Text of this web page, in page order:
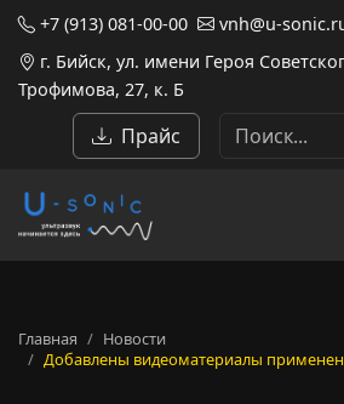
+7 (913) 081-00-00
vnh@u-
г. Бийск, ул. имени Героя
Трофимова, 27, к. Б
Прайс
Главная
Новости
Добавлены видеоматериалы